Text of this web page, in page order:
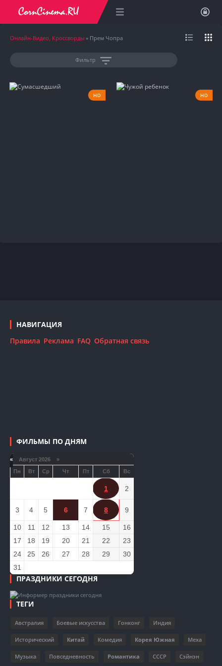
Онлайн-Видео, Кроссворды » Прем Чопра
Фильтр
HD HD
НАВИГАЦИЯ
Правила Реклама FAQ Обратная связь
ФИЛЬМЫ ПО ДНЯМ
« Август 2026 »
Пн
Вт Ср Чт Пт Сб Вс
1 2
3 4 5 6 7 8 9
10 11 12 13 14 15
16
17
18 19 20 21 22
23
24
25 26 27 28 29
30
31
ПРАЗДНИКИ СЕГОДНЯ
ТЕГИ
Австралия Боевые искусства Гонконг Индия
Исторический Китай Комедия Корея Южная Меха
Музыка Повседневность Романтика СССР Сэйнэн